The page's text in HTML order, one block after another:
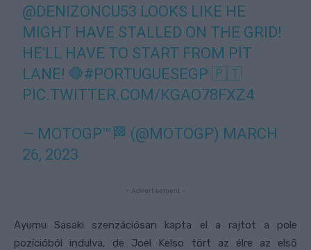
@DENIZONCU53 LOOKS LIKE HE
MIGHT HAVE STALLED ON THE GRID!
HE'LL HAVE TO START FROM PIT
LANE! 🛑#PORTUGUESEGP 🇵🇹
PIC.TWITTER.COM/KGAO78FXZ4
— MOTOGP™🏁 (@MOTOGP) MARCH
26, 2023
- Advertisement -
Ayumu Sasaki szenzációsan kapta el a rajtot a pole
pozícióból indulva, de Joel Kelso tört az élre az első